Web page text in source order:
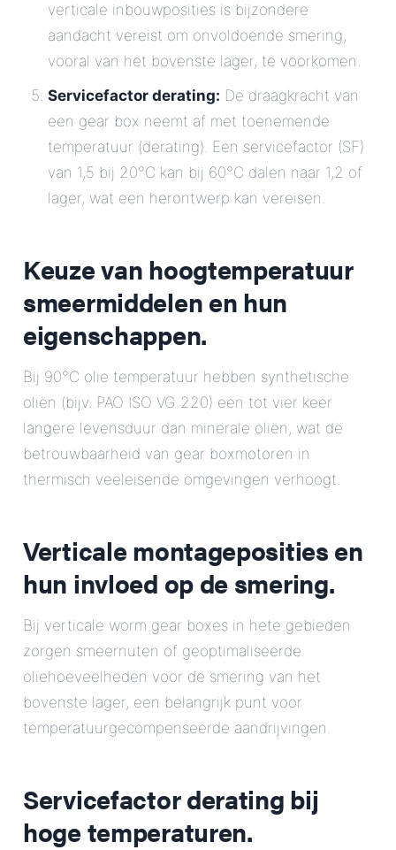
verticale inbouwposities is bijzondere
aandacht vereist om onvoldoende smering,
vooral van het bovenste lager, te voorkomen.
Servicefactor derating: De draagkracht van
een gear box neemt af met toenemende
temperatuur (derating). Een servicefactor (SF)
van 1,5 bij 20°C kan bij 60°C dalen naar 1,2 of
lager, wat een herontwerp kan vereisen.
Keuze van hoogtemperatuur
smeermiddelen en hun
eigenschappen.
Bij 90°C olie temperatuur hebben synthetische
oliën (bijv. PAO ISO VG 220) een tot vier keer
langere levensduur dan minerale oliën, wat de
betrouwbaarheid van gear boxmotoren in
thermisch veeleisende omgevingen verhoogt.
Verticale montageposities en
hun invloed op de smering.
Bij verticale worm gear boxes in hete gebieden
zorgen smeernuten of geoptimaliseerde
oliehoeveelheden voor de smering van het
bovenste lager, een belangrijk punt voor
temperatuurgecompenseerde aandrijvingen.
Servicefactor derating bij
hoge temperaturen.